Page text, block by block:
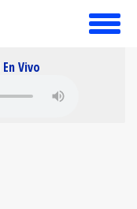
toggle
En Vivo